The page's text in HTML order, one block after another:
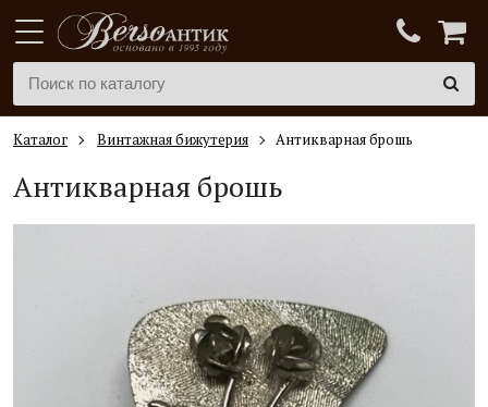
Каталог Винтажная бижутерия Антикварная брошь
Антикварная брошь